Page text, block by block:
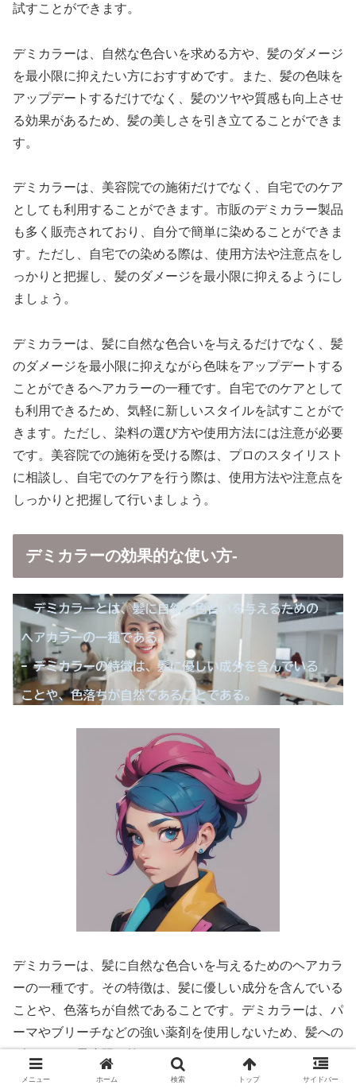
試すことができます。
デミカラーは、自然な色合いを求める方や、髪のダメージ
を最小限に抑えたい方におすすめです。また、髪の色味を
アップデートするだけでなく、髪のツヤや質感も向上させ
る効果があるため、髪の美しさを引き立てることができま
す。
デミカラーは、美容院での施術だけでなく、自宅でのケア
としても利用することができます。市販のデミカラー製品
も多く販売されており、自分で簡単に染めることができま
す。ただし、自宅での染める際は、使用方法や注意点をし
っかりと把握し、髪のダメージを最小限に抑えるようにし
ましょう。
デミカラーは、髪に自然な色合いを与えるだけでなく、髪
のダメージを最小限に抑えながら色味をアップデートする
ことができるヘアカラーの一種です。自宅でのケアとして
も利用できるため、気軽に新しいスタイルを試すことがで
きます。ただし、染料の選び方や使用方法には注意が必要
です。美容院での施術を受ける際は、プロのスタイリスト
に相談し、自宅でのケアを行う際は、使用方法や注意点を
しっかりと把握して行いましょう。
デミカラーの効果的な使い方-
デミカラーは、髪に自然な色合いを与えるためのヘアカラ
ーの一種です。その特徴は、髪に優しい成分を含んでいる
ことや、色落ちが自然であることです。デミカラーは、パ
ーマやブリーチなどの強い薬剤を使用しないため、髪への
ダメージを最小限に抑えることができます。
メニュー ホーム 検索 トップ サイドバー